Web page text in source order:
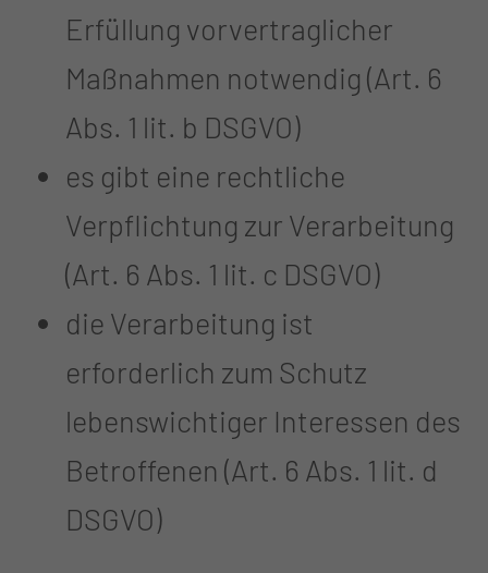
Erfüllung vorvertraglicher
Maßnahmen notwendig (Art. 6
Abs. 1 lit. b DSGVO)
es gibt eine rechtliche
Verpflichtung zur Verarbeitung
(Art. 6 Abs. 1 lit. c DSGVO)
die Verarbeitung ist
erforderlich zum Schutz
lebenswichtiger Interessen des
Betroffenen (Art. 6 Abs. 1 lit. d
DSGVO)